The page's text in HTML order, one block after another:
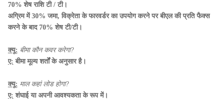
70% शेष राशि टी / टी।
अग्रिम में 30% जमा, विक्रेता के फारवर्डर का उपयोग करने पर बीएल की प्रति फैक्स
करने के बाद 70% शेष टी/टी।
क्यू: बीमा कौन कवर करेगा?
ए: बीमा मूल्य शर्तों के अनुसार है।
क्यू: माल कहां लोड होगा?
ए: शंघाई या अपनी आवश्यकता के रूप में।